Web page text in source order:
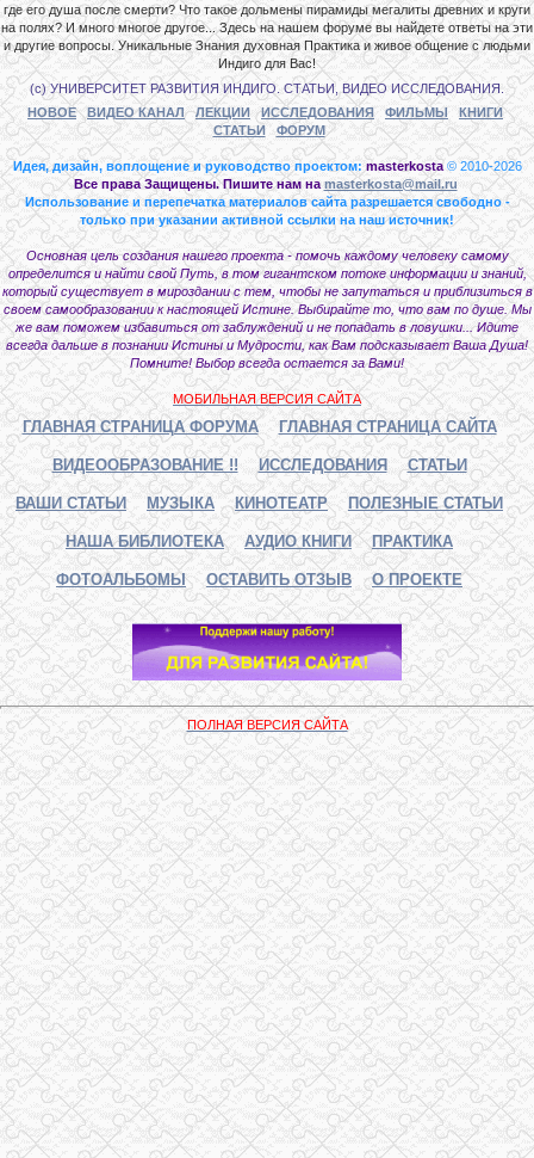
где его душа после смерти? Что такое дольмены пирамиды мегалиты древних и круги
на полях? И много многое другое... Здесь на нашем форуме вы найдете ответы на эти
и другие вопросы. Уникальные Знания духовная Практика и живое общение с людьми
Индиго для Вас!
(с) УНИВЕРСИТЕТ РАЗВИТИЯ ИНДИГО. СТАТЬИ, ВИДЕО ИССЛЕДОВАНИЯ.
НОВОЕ
ВИДЕО КАНАЛ ЛЕКЦИИ ИССЛЕДОВАНИЯ ФИЛЬМЫ
КНИГИ
СТАТЬИ
ФОРУМ
Идея, дизайн, воплощение и руководство проектом: masterkosta © 2010-2026
Все права Защищены. Пишите нам на masterkosta@mail.ru
Использование и перепечатка материалов сайта разрешается свободно -
только при указании активной ссылки на наш источник!
Основная цель создания нашего проекта - помочь каждому человеку самому
определится и найти свой Путь, в том гигантском потоке информации и знаний,
который существует в мироздании с тем, чтобы не запутаться и приблизиться в
своем самообразовании к настоящей Истине. Выбирайте то, что вам по душе. Мы
же вам поможем избавиться от заблуждений и не попадать в ловушки... Идите
всегда дальше в познании Истины и Мудрости, как Вам подсказывает Ваша Душа!
Помните! Выбор всегда остается за Вами!
МОБИЛЬНАЯ ВЕРСИЯ САЙТА
ГЛАВНАЯ СТРАНИЦА ФОРУМА ГЛАВНАЯ СТРАНИЦА САЙТА
ВИДЕООБРАЗОВАНИЕ !! ИССЛЕДОВАНИЯ СТАТЬИ
ВАШИ СТАТЬИ МУЗЫКА КИНОТЕАТР ПОЛЕЗНЫЕ СТАТЬИ
НАША БИБЛИОТЕКА АУДИО КНИГИ ПРАКТИКА
ФОТОАЛЬБОМЫ ОСТАВИТЬ ОТЗЫВ О ПРОЕКТЕ
ПОЛНАЯ ВЕРСИЯ САЙТА